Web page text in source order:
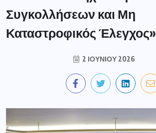
Συγκολλήσεων και Μη
Καταστροφικός Έλεγχος»
2 ΙΟΥΝΊΟΥ 2026